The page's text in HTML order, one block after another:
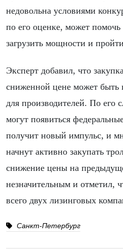
недовольна условиями
по его оценке, может помочь
загрузить мощности и
Эксперт добавил, что
сниженной цене может быть
для производителей. По его
могут появиться
получит новый импульс, и
начнут активно закупать
снижение цены на
незначительным и отметил,
всего двух лизинговых
Санкт-Петербург